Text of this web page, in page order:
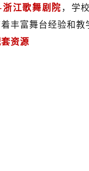
江歌舞剧院 ，学
着丰富舞台经验和教
资源